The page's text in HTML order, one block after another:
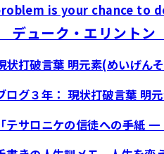
is your chance to
ューク・エリントン
状打破言葉 明元素(めいげん
ログ３年： 現状打破言葉 明
「テサロニケの信徒への手紙